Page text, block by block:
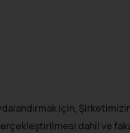
için,
dahil ve